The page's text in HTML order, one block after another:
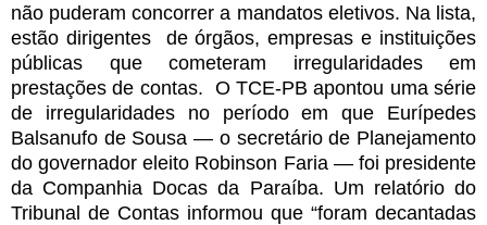
não puderam concorrer a mandatos eletivos. Na lista,
estão dirigentes de órgãos, empresas e instituições
públicas que cometeram irregularidades em
prestações de contas. O TCE-PB apontou uma série
de irregularidades no período em que Eurípedes
Balsanufo de Sousa — o secretário de Planejamento
do governador eleito Robinson Faria — foi presidente
da Companhia Docas da Paraíba. Um relatório do
Tribunal de Contas informou que “foram decantadas